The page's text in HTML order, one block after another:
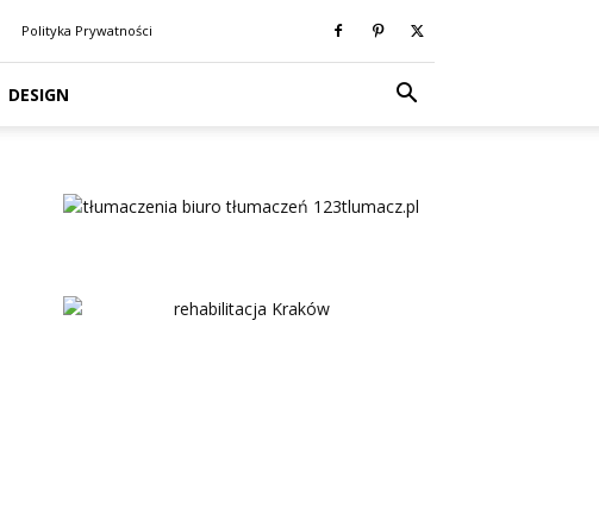
Polityka Prywatności
DESIGN